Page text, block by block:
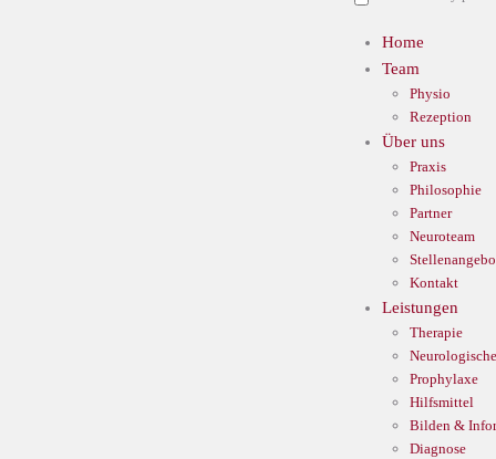
Home
Team
Physio
Rezeption
Über uns
Praxis
Philosophie
Partner
Neuroteam
Kontakt
Leistungen
Therapie
Prophylaxe
Hilfsmittel
Bilden &
Diagnose